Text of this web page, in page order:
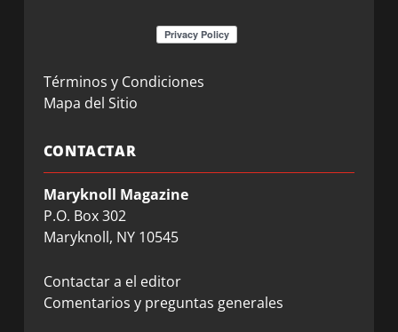
Términos y Condiciones
Mapa del Sitio
CONTACTAR
Maryknoll Magazine
P.O. Box 302
Maryknoll, NY 10545
Contactar a el editor
Comentarios y preguntas generales